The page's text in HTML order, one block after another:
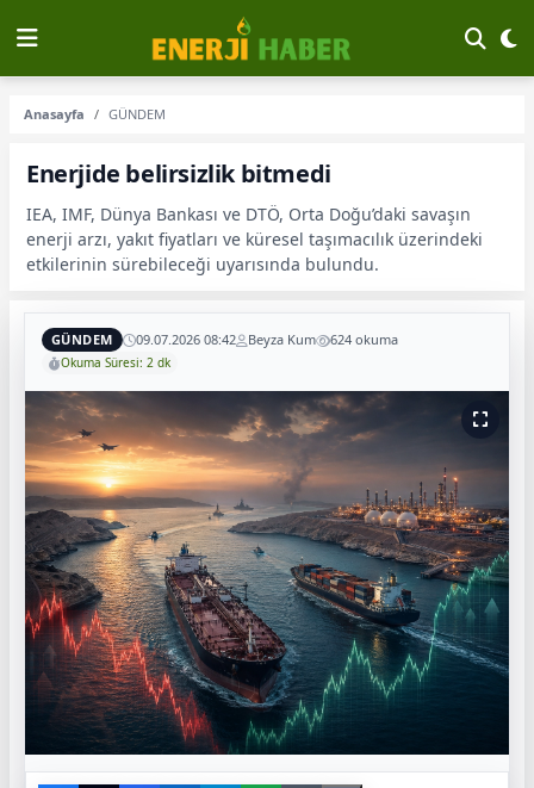
Anasayfa GÜNDEM
Enerjide belirsizlik bitmedi
IEA, IMF, Dünya Bankası ve DTÖ, Orta Doğu’daki savaşın
enerji arzı, yakıt fiyatları ve küresel taşımacılık üzerindeki
etkilerinin sürebileceği uyarısında bulundu.
GÜNDEM 09.07.2026 08:42 Beyza Kum 624 okuma
Okuma Süresi: 2 dk